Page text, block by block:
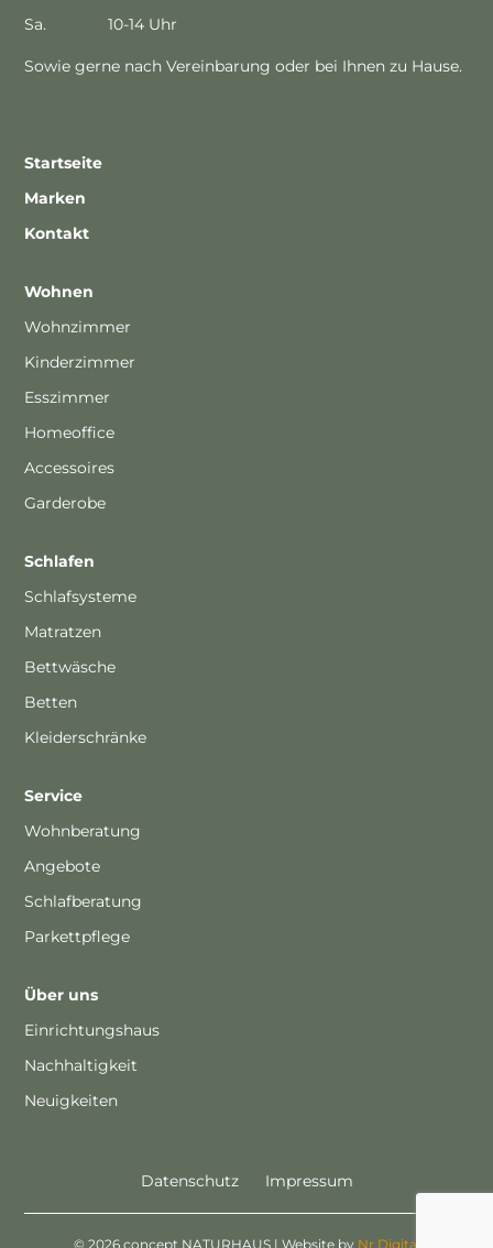
Sa. 10-14 Uhr
Sowie gerne nach Vereinbarung oder bei Ihnen zu Hause.
Startseite
Marken
Kontakt
Wohnen
Wohnzimmer
Kinderzimmer
Esszimmer
Homeoffice
Accessoires
Garderobe
Schlafen
Schlafsysteme
Matratzen
Bettwäsche
Betten
Kleiderschränke
Service
Wohnberatung
Angebote
Schlafberatung
Parkettpflege
Über uns
Einrichtungshaus
Nachhaltigkeit
Neuigkeiten
Datenschutz Impressum
© 2026 concept NATURHAUS | Website by Nr.Digital